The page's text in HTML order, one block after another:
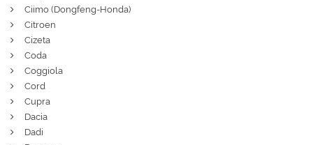
Ciimo (Dongfeng-Honda)
Citroen
Cizeta
Coda
Coggiola
Cord
Cupra
Dacia
Dadi